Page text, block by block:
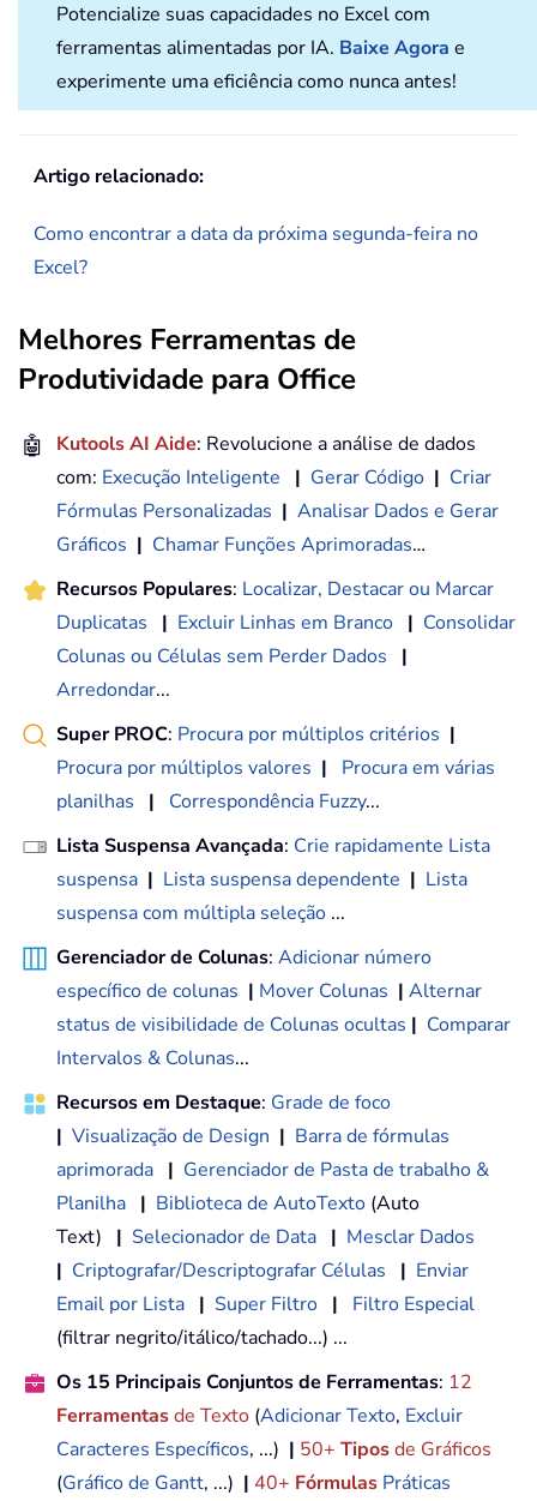
Potencialize suas capacidades no Excel com
ferramentas alimentadas por IA. Baixe Agora e
experimente uma eficiência como nunca antes!
Artigo relacionado:
Como encontrar a data da próxima segunda-feira no
Excel?
Melhores Ferramentas de
Produtividade para Office
🤖 Kutools AI Aide: Revolucione a análise de dados
com: Execução Inteligente | Gerar Código | Criar
Fórmulas Personalizadas | Analisar Dados e Gerar
Gráficos | Chamar Funções Aprimoradas…
Recursos Populares: Localizar, Destacar ou Marcar
Duplicatas
| Excluir Linhas em Branco | Consolidar
Colunas ou Células sem Perder Dados
|
Arredondar...
Super PROC: Procura por múltiplos critérios |
Procura por múltiplos valores |
Procura em várias
planilhas
| Correspondência Fuzzy...
Lista Suspensa Avançada: Crie rapidamente Lista
suspensa | Lista suspensa dependente | Lista
suspensa com múltipla seleção ...
Gerenciador de Colunas: Adicionar número
específico de colunas | Mover Colunas | Alternar
status de visibilidade de Colunas ocultas | Comparar
Intervalos & Colunas...
Recursos em Destaque: Grade de foco
| Visualização de Design | Barra de fórmulas
aprimorada | Gerenciador de Pasta de trabalho &
Planilha | Biblioteca de AutoTexto (Auto
Text) | Selecionador de Data | Mesclar Dados
| Criptografar/Descriptografar Células | Enviar
Email por Lista | Super Filtro |
Filtro Especial
(filtrar negrito/itálico/tachado...) ...
Os 15 Principais Conjuntos de Ferramentas: 12
Ferramentasde Texto (Adicionar Texto, Excluir
Caracteres Específicos, ...) | 50+ Tiposde Gráficos
(Gráfico de Gantt, ...) | 40+ Fórmulas Práticas